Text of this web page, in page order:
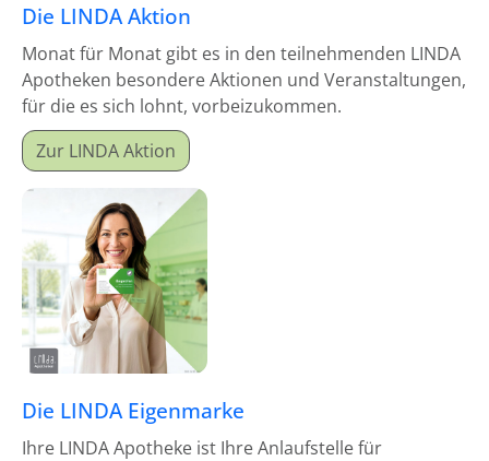
Die LINDA Aktion
Monat für Monat gibt es in den teilnehmenden LINDA
Apotheken besondere Aktionen und Veranstaltungen,
für die es sich lohnt, vorbeizukommen.
Zur LINDA Aktion
Die LINDA Eigenmarke
Ihre LINDA Apotheke ist Ihre Anlaufstelle für